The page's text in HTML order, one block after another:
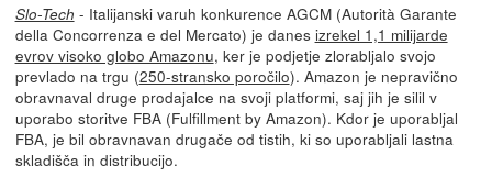
Slo-Tech - Italijanski varuh konkurence AGCM (Autorità Garante
della Concorrenza e del Mercato) je danes izrekel 1,1 milijarde
evrov visoko globo Amazonu, ker je podjetje zlorabljalo svojo
prevlado na trgu (250-stransko poročilo). Amazon je nepravično
obravnaval druge prodajalce na svoji platformi, saj jih je silil v
uporabo storitve FBA (Fulfillment by Amazon). Kdor je uporabljal
FBA, je bil obravnavan drugače od tistih, ki so uporabljali lastna
skladišča in distribucijo.